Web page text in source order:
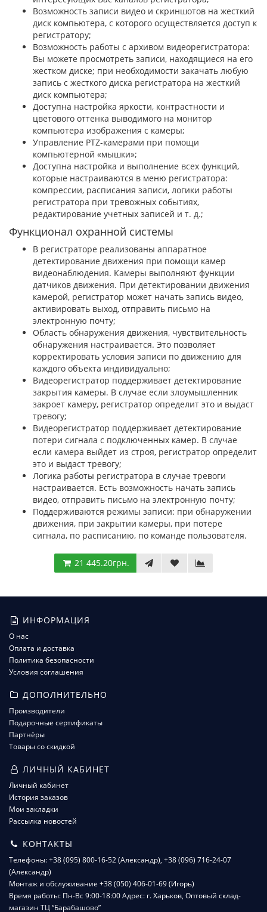
Возможность записи видео и скриншотов на жесткий
диск компьютера, с которого осуществляется доступ к
регистратору;
Возможность работы с архивом видеорегистратора:
Вы можете просмотреть записи, находящиеся на его
жестком диске; при необходимости закачать любую
запись с жесткого диска регистратора на жесткий
диск компьютера;
Доступна настройка яркости, контрастности и
цветового оттенка выводимого на монитор
компьютера изображения с камеры;
Управление PTZ-камерами при помощи
компьютерной «мышки»;
Доступна настройка и выполнение всех функций,
которые настраиваются в меню регистратора:
компрессии, расписания записи, логики работы
регистратора при тревожных событиях,
редактирование учетных записей и т. д.;
Функционал охранной системы
В регистраторе реализованы аппаратное
детектирование движения при помощи камер
видеонаблюдения. Камеры выполняют функции
датчиков движения. При детектировании движения
камерой, регистратор может начать запись видео,
активировать выход, отправить письмо на
электронную почту;
Область обнаружения движения, чувствительность
обнаружения настраивается. Это позволяет
корректировать условия записи по движению для
каждого объекта индивидуально;
Видеорегистратор поддерживает детектирование
закрытия камеры. В случае если злоумышленник
закроет камеру, регистратор определит это и выдаст
тревогу;
Видеорегистратор поддерживает детектирование
потери сигнала с подключенных камер. В случае
если камера выйдет из строя, регистратор определит
это и выдаст тревогу;
Логика работы регистратора в случае тревоги
настраивается. Есть возможность начать запись
видео, отправить письмо на электронную почту;
Поддерживаются режимы записи: при обнаружении
движения, при закрытии камеры, при потере
сигнала, по расписанию, по команде пользователя.
21 445.20грн.
ИНФОРМАЦИЯ
О нас
Оплата и доставка
Политика безопасности
Условия соглашения
ДОПОЛНИТЕЛЬНО
Производители
Подарочные сертификаты
Партнёры
Товары со скидкой
ЛИЧНЫЙ КАБИНЕТ
Личный кабинет
История заказов
Мои закладки
Рассылка новостей
КОНТАКТЫ
Телефоны: +38 (095) 800-16-52 (Александр), +38 (096) 716-24-07
(Александр)
Монтаж и обслуживание +38 (050) 406-01-69 (Игорь)
Время работы: Пн-Вс 9:00-18:00 Адрес: г. Харьков, Оптовый склад-
магазин ТЦ “Барабашово”